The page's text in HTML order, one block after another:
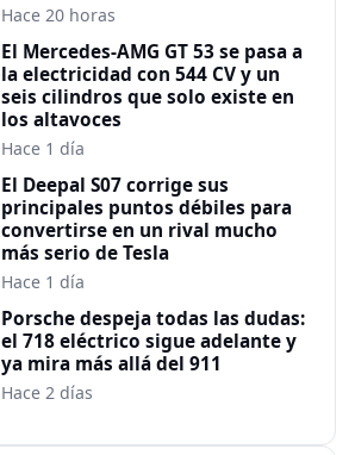
Hace 20 horas
El Mercedes-AMG GT 53 se pasa a
la electricidad con 544 CV y un
seis cilindros que solo existe en
los altavoces
Hace 1 día
El Deepal S07 corrige sus
principales puntos débiles para
convertirse en un rival mucho
más serio de Tesla
Hace 1 día
Porsche despeja todas las dudas:
el 718 eléctrico sigue adelante y
ya mira más allá del 911
Hace 2 días